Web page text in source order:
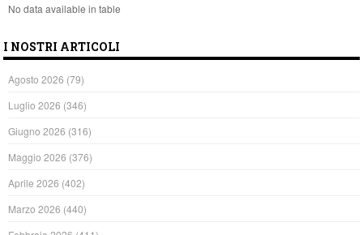
No data available in table
I NOSTRI ARTICOLI
Agosto 2026 (79)
Luglio 2026 (346)
Giugno 2026 (316)
Maggio 2026 (376)
Aprile 2026 (402)
Marzo 2026 (440)